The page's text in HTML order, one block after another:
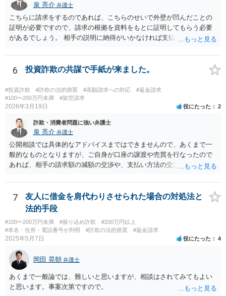
泉 亮介 弁護士
こちらに請求をするのであれば、こちらのせいで外壁が凹んだことの
証明が必要ですので、請求の根拠を資料をもとに証明してもらう必要
があるでしょう。 相手の説明に納得がいかなければ支払い義務がある
6 投資詐欺の共謀で手紙が来ました。
#投資詐欺 #詐欺の法的措置 #高額請求への対応
#返金請求
#100〜200万円未満
#架空請求
2026年3月19日 役にたった 2
詐欺・消費者問題に強い弁護士
泉 亮介 弁護士
公開相談では具体的なアドバイスまではできませんので、あくまで一
般的なものとなりますが、ご自身が口座の譲渡や売買を行なったので
あれば、相手の請求額の減額の交渉や、支払い方法の交渉をしていく
7
友人に借金を肩代わりさせられた場合の対処法と
法的手段
#100〜200万円未満 #振り込め詐欺
#200万円以上
#本名・住所・電話番号が判明
#詐欺の法的措置 #返金請求
2025年5月7日 役にたった 4
岡田 晃朝 弁護士
あくまで一般論では、難しいと思いますが、相談はされてみてもよい
と思います。事案次第ですので。